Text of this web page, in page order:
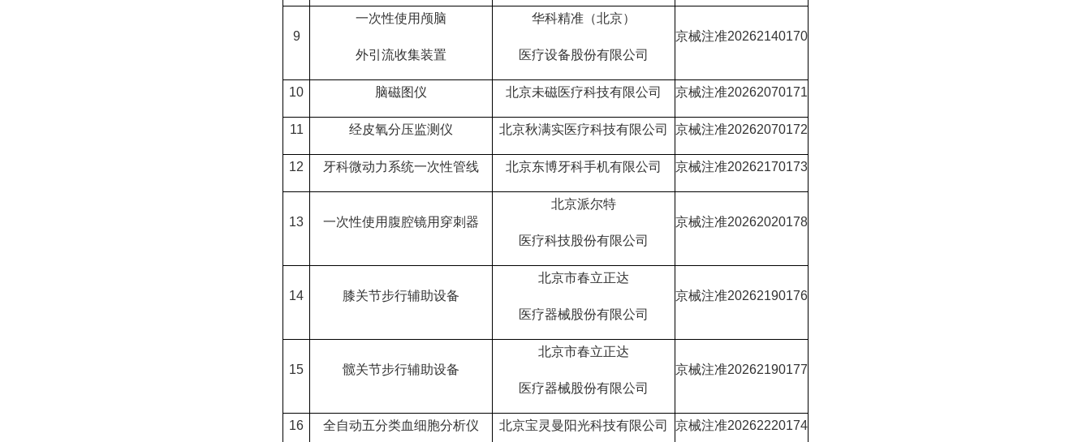
9
一次性使用颅脑
外引流收集装置
华科精准（北京）
医疗设备股份有限公司
京械注准20262140170
10 脑磁图仪 北京未磁医疗科技有限公司 京械注准20262070171
11 经皮氧分压监测仪 北京秋满实医疗科技有限公司 京械注准20262070172
12 牙科微动力系统一次性管线 北京东博牙科手机有限公司 京械注准20262170173
13 一次性使用腹腔镜用穿刺器
北京派尔特
医疗科技股份有限公司
京械注准20262020178
14 膝关节步行辅助设备
北京市春立正达
医疗器械股份有限公司
京械注准20262190176
15 髋关节步行辅助设备
北京市春立正达
医疗器械股份有限公司
京械注准20262190177
16 全自动五分类血细胞分析仪 北京宝灵曼阳光科技有限公司 京械注准20262220174